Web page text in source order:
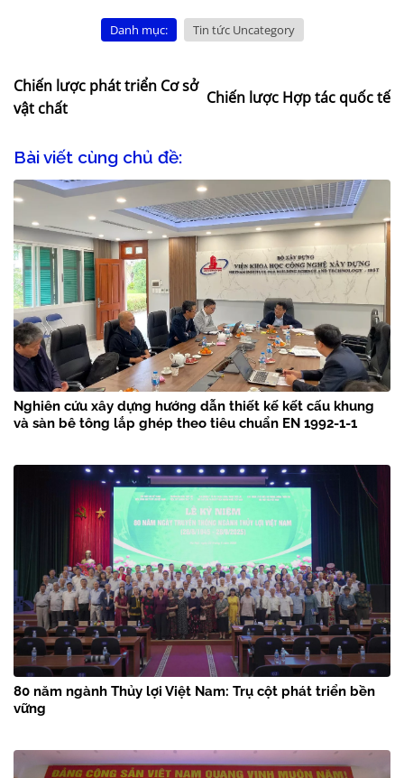
Danh mục: Tin tức Uncategory
Chiến lược phát triển Cơ sở
vật chất
Chiến lược Hợp tác quốc tế
Bài viết cùng chủ đề:
Nghiên cứu xây dựng hướng dẫn thiết kế kết cấu khung
và sàn bê tông lắp ghép theo tiêu chuẩn EN 1992-1-1
80 năm ngành Thủy lợi Việt Nam: Trụ cột phát triển bền
vững